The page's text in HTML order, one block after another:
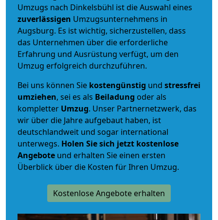
Umzugs nach Dinkelsbühl ist die Auswahl eines
zuverlässigen Umzugsunternehmens in
Augsburg. Es ist wichtig, sicherzustellen, dass
das Unternehmen über die erforderliche
Erfahrung und Ausrüstung verfügt, um den
Umzug erfolgreich durchzuführen.
Bei uns können Sie kostengünstig und stressfrei
umziehen, sei es als Beiladung oder als
kompletter Umzug. Unser Partnernetzwerk, das
wir über die Jahre aufgebaut haben, ist
deutschlandweit und sogar international
unterwegs. Holen Sie sich jetzt kostenlose
Angebote und erhalten Sie einen ersten
Überblick über die Kosten für Ihren Umzug.
Kostenlose Angebote erhalten